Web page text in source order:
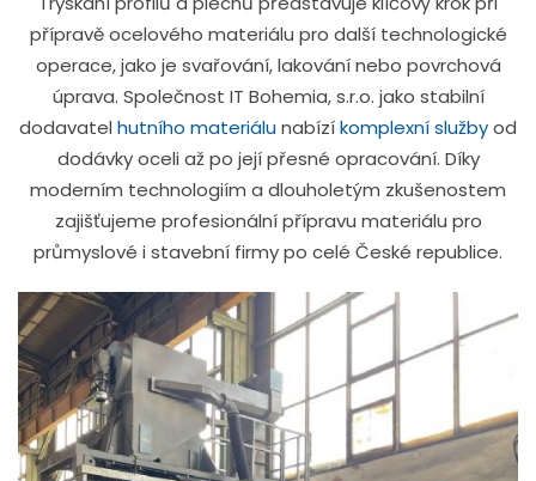
přípravě ocelového materiálu pro další technologické
operace, jako je svařování, lakování nebo povrchová
úprava. Společnost IT Bohemia, s.r.o. jako stabilní
dodavatel hutního materiálunabízíkomplexní službyod
dodávky oceli až po její přesné opracování. Díky
moderním technologiím a dlouholetým zkušenostem
zajišťujeme profesionální přípravu materiálu pro
průmyslové i stavební firmy po celé České republice.